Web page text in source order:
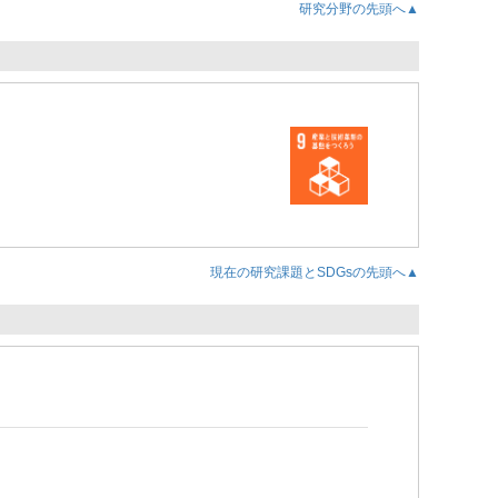
研究分野の先頭へ▲
現在の研究課題とSDGsの先頭へ▲